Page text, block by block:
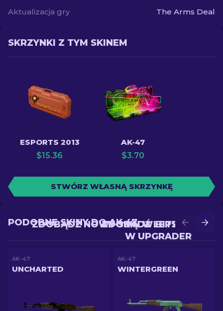
Aktualizacja gry The Arms Deal
SKRZYNKI Z TYM SKINEM
ESPORTS 2013
$15.36
AK-47
$3.70
STWÓRZ WŁASNĄ SKRZYNKĘ
ZDOBĄDŹ LEPSZY SKIN
W UPGRADER
ZDOBĄDŹ NOWY SKIN W BITWIE
PODOBNE SKINY DO AK-47
AK-47
UNCHARTED
AK-47
WINTERGREEN